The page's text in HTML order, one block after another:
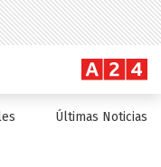
Últimas Noticias